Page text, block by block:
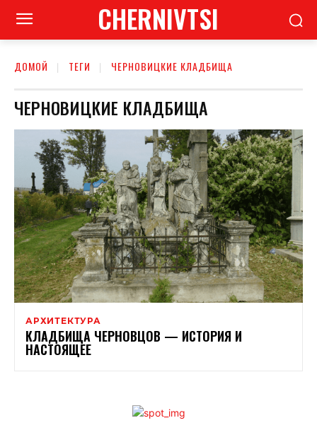
CHERNIVTSI
ДОМОЙ ТЕГИ ЧЕРНОВИЦКИЕ КЛАДБИЩА
ЧЕРНОВИЦКИЕ КЛАДБИЩА
АРХИТЕКТУРА
КЛАДБИЩА ЧЕРНОВЦОВ — ИСТОРИЯ И
НАСТОЯЩЕЕ